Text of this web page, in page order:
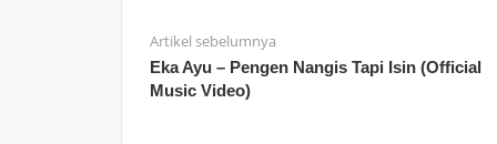
Artikel sebelumnya
Eka Ayu – Pengen Nangis Tapi Isin (Official
Music Video)